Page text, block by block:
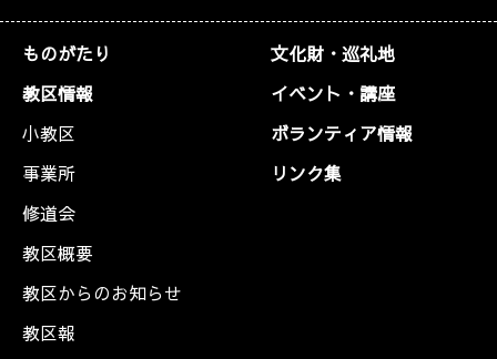
ものがたり
教区情報
小教区
事業所
修道会
教区概要
教区からのお知らせ
教区報
文化財・巡礼地
イベント・講座
ボランティア情報
リンク集